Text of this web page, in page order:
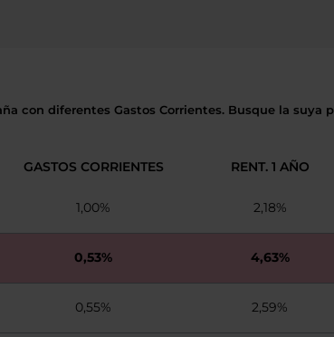
con diferentes Gastos Corrientes. Busque la suya
GASTOS CORRIENTES RENT. 1 AÑO
1,00% 2,18%
0,53% 4,63%
0,55% 2,59%